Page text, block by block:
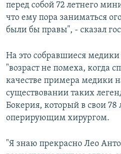
перед собой 72 летнего
что ему пора заниматься
были бы правы", - сказал
На это собравшиеся
"возраст не помеха, когда
качестве примера медики
существовании таких
Бокерия, который в свои 78
оперирующим хирургом.
"Я знаю прекрасно Лео